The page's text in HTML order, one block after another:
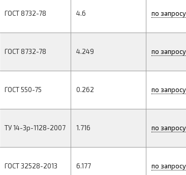
ГОСТ 8732-78 4.6 по запросу
ГОСТ 8732-78 4.249 по запросу
ГОСТ 550-75 0.262 по запросу
ТУ 14-3р-1128-2007 1.716 по запросу
ГОСТ 32528-2013 6.177 по запросу